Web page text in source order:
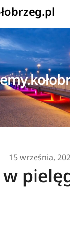
15 września,